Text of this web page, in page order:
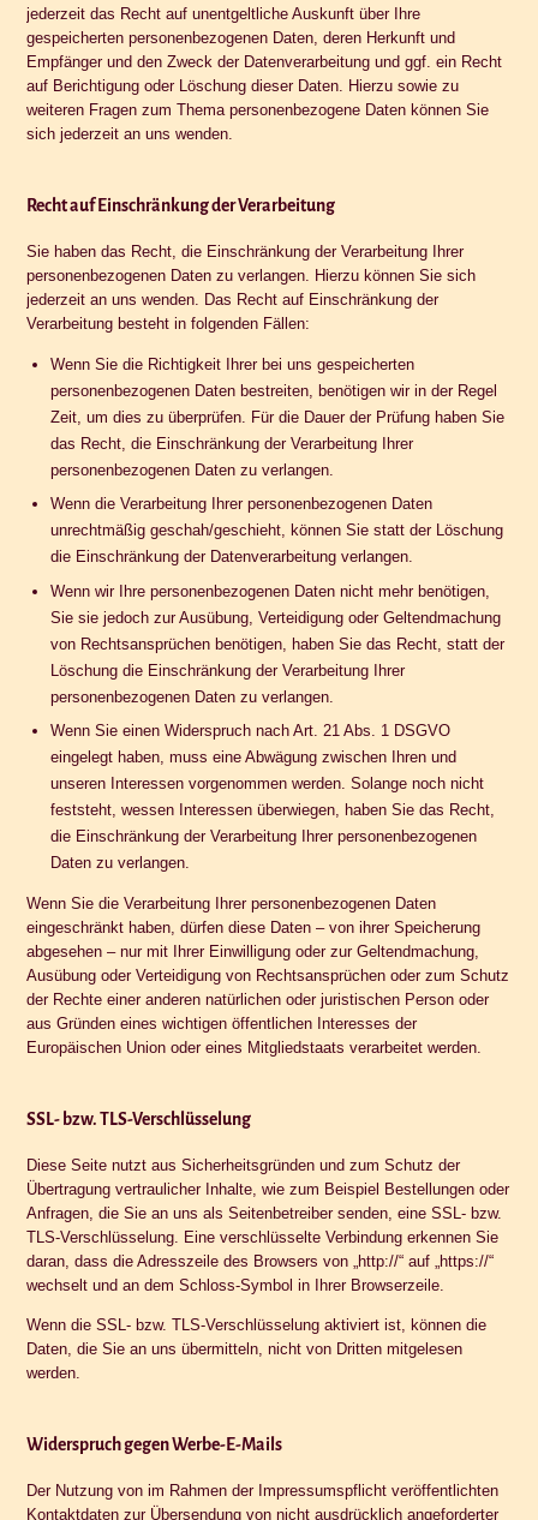
jederzeit das Recht auf unentgeltliche Auskunft über Ihre
gespeicherten personenbezogenen Daten, deren Herkunft und
Empfänger und den Zweck der Datenverarbeitung und ggf. ein Recht
auf Berichtigung oder Löschung dieser Daten. Hierzu sowie zu
weiteren Fragen zum Thema personenbezogene Daten können Sie
sich jederzeit an uns wenden.
Recht auf Einschränkung der Verarbeitung
Sie haben das Recht, die Einschränkung der Verarbeitung Ihrer
personenbezogenen Daten zu verlangen. Hierzu können Sie sich
jederzeit an uns wenden. Das Recht auf Einschränkung der
Verarbeitung besteht in folgenden Fällen:
Wenn Sie die Richtigkeit Ihrer bei uns gespeicherten
personenbezogenen Daten bestreiten, benötigen wir in der Regel
Zeit, um dies zu überprüfen. Für die Dauer der Prüfung haben Sie
das Recht, die Einschränkung der Verarbeitung Ihrer
personenbezogenen Daten zu verlangen.
Wenn die Verarbeitung Ihrer personenbezogenen Daten
unrechtmäßig geschah/geschieht, können Sie statt der Löschung
die Einschränkung der Datenverarbeitung verlangen.
Wenn wir Ihre personenbezogenen Daten nicht mehr benötigen,
Sie sie jedoch zur Ausübung, Verteidigung oder Geltendmachung
von Rechtsansprüchen benötigen, haben Sie das Recht, statt der
Löschung die Einschränkung der Verarbeitung Ihrer
personenbezogenen Daten zu verlangen.
Wenn Sie einen Widerspruch nach Art. 21 Abs. 1 DSGVO
eingelegt haben, muss eine Abwägung zwischen Ihren und
unseren Interessen vorgenommen werden. Solange noch nicht
feststeht, wessen Interessen überwiegen, haben Sie das Recht,
die Einschränkung der Verarbeitung Ihrer personenbezogenen
Daten zu verlangen.
Wenn Sie die Verarbeitung Ihrer personenbezogenen Daten
eingeschränkt haben, dürfen diese Daten – von ihrer Speicherung
abgesehen – nur mit Ihrer Einwilligung oder zur Geltendmachung,
Ausübung oder Verteidigung von Rechtsansprüchen oder zum Schutz
der Rechte einer anderen natürlichen oder juristischen Person oder
aus Gründen eines wichtigen öffentlichen Interesses der
Europäischen Union oder eines Mitgliedstaats verarbeitet werden.
SSL- bzw. TLS-Verschlüsselung
Diese Seite nutzt aus Sicherheitsgründen und zum Schutz der
Übertragung vertraulicher Inhalte, wie zum Beispiel Bestellungen oder
Anfragen, die Sie an uns als Seitenbetreiber senden, eine SSL- bzw.
TLS-Verschlüsselung. Eine verschlüsselte Verbindung erkennen Sie
daran, dass die Adresszeile des Browsers von „http://“ auf „https://“
wechselt und an dem Schloss-Symbol in Ihrer Browserzeile.
Wenn die SSL- bzw. TLS-Verschlüsselung aktiviert ist, können die
Daten, die Sie an uns übermitteln, nicht von Dritten mitgelesen
werden.
Widerspruch gegen Werbe-E-Mails
Der Nutzung von im Rahmen der Impressumspflicht veröffentlichten
Kontaktdaten zur Übersendung von nicht ausdrücklich angeforderter